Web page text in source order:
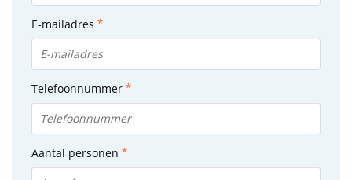
E-mailadres
Telefoonnummer
Aantal personen